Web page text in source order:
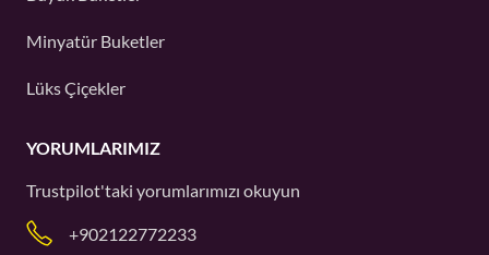
Minyatür Buketler
Lüks Çiçekler
YORUMLARIMIZ
Trustpilot'taki yorumlarımızı okuyun
+902122772233